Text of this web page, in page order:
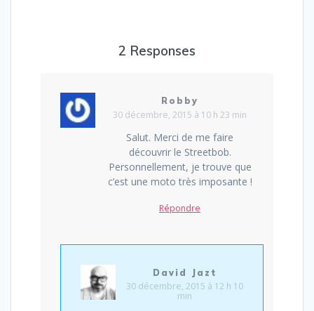
2 Responses
Robby
30 décembre, 2015 à 10 h 23 min
Salut. Merci de me faire
découvrir le Streetbob.
Personnellement, je trouve que
c’est une moto très imposante !
Répondre
David Jazt
30 décembre, 2015 à 12 h 10
min